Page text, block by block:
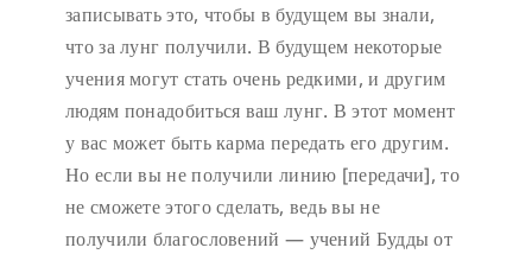
записывать это, чтобы в будущем вы знали,
что за лунг получили. В будущем некоторые
учения могут стать очень редкими, и другим
людям понадобиться ваш лунг. В этот момент
у вас может быть карма передать его другим.
Но если вы не получили линию [передачи], то
не сможете этого сделать, ведь вы не
получили благословений — учений Будды от